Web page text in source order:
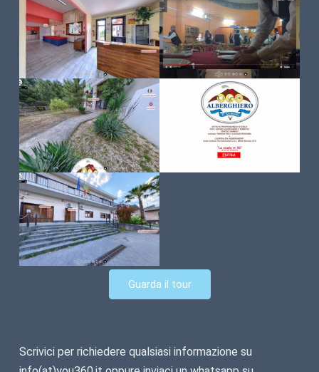
Guarda il tour
Scrivici per richiedere qualsiasi informazione su